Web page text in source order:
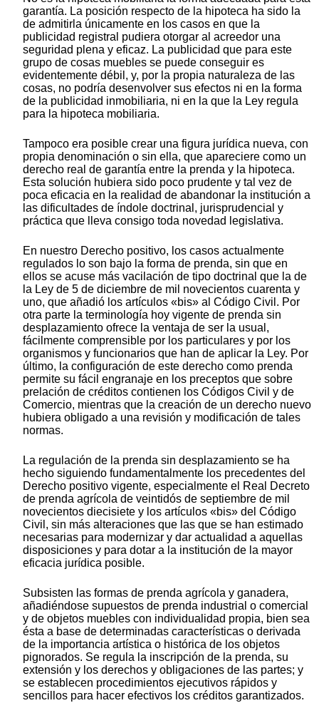
garantía. La posición respecto de la hipoteca ha sido la
de admitirla únicamente en los casos en que la
publicidad registral pudiera otorgar al acreedor una
seguridad plena y eficaz. La publicidad que para este
grupo de cosas muebles se puede conseguir es
evidentemente débil, y, por la propia naturaleza de las
cosas, no podría desenvolver sus efectos ni en la forma
de la publicidad inmobiliaria, ni en la que la Ley regula
para la hipoteca mobiliaria.
Tampoco era posible crear una figura jurídica nueva, con
propia denominación o sin ella, que apareciere como un
derecho real de garantía entre la prenda y la hipoteca.
Esta solución hubiera sido poco prudente y tal vez de
poca eficacia en la realidad de abandonar la institución a
las dificultades de índole doctrinal, jurisprudencial y
práctica que lleva consigo toda novedad legislativa.
En nuestro Derecho positivo, los casos actualmente
regulados lo son bajo la forma de prenda, sin que en
ellos se acuse más vacilación de tipo doctrinal que la de
la Ley de 5 de diciembre de mil novecientos cuarenta y
uno, que añadió los artículos «bis» al Código Civil. Por
otra parte la terminología hoy vigente de prenda sin
desplazamiento ofrece la ventaja de ser la usual,
fácilmente comprensible por los particulares y por los
organismos y funcionarios que han de aplicar la Ley. Por
último, la configuración de este derecho como prenda
permite su fácil engranaje en los preceptos que sobre
prelación de créditos contienen los Códigos Civil y de
Comercio, mientras que la creación de un derecho nuevo
hubiera obligado a una revisión y modificación de tales
normas.
La regulación de la prenda sin desplazamiento se ha
hecho siguiendo fundamentalmente los precedentes del
Derecho positivo vigente, especialmente el Real Decreto
de prenda agrícola de veintidós de septiembre de mil
novecientos diecisiete y los artículos «bis» del Código
Civil, sin más alteraciones que las que se han estimado
necesarias para modernizar y dar actualidad a aquellas
disposiciones y para dotar a la institución de la mayor
eficacia jurídica posible.
Subsisten las formas de prenda agrícola y ganadera,
añadiéndose supuestos de prenda industrial o comercial
y de objetos muebles con individualidad propia, bien sea
ésta a base de determinadas características o derivada
de la importancia artística o histórica de los objetos
pignorados. Se regula la inscripción de la prenda, su
extensión y los derechos y obligaciones de las partes; y
se establecen procedimientos ejecutivos rápidos y
sencillos para hacer efectivos los créditos garantizados.